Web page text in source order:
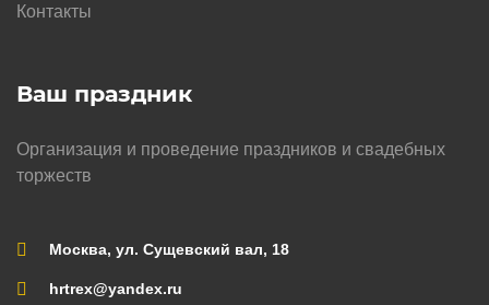
Ваш праздник
Организация и проведение праздников и свадебных
торжеств
Москва, ул. Сущевский вал, 18
hrtrex@yandex.ru
Контакты